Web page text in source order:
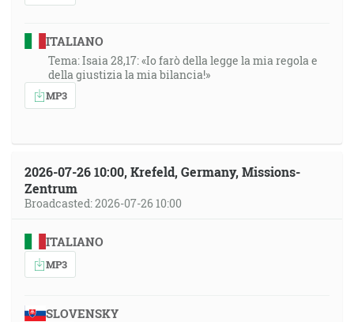
ITALIANO
Tema: Isaia 28,17: «Io farò della legge la mia regola e
della giustizia la mia bilancia!»
MP3
2026-07-26 10:00, Krefeld, Germany, Missions-
Zentrum
Broadcasted: 2026-07-26 10:00
ITALIANO
MP3
SLOVENSKY